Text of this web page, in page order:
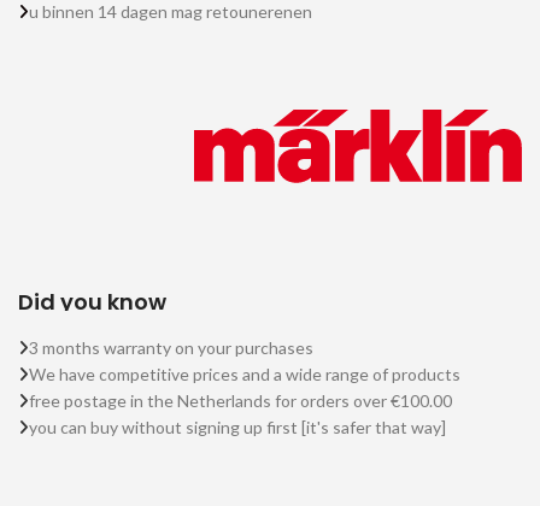
u binnen 14 dagen mag retounerenen
Did you know
3 months warranty on your purchases
We have competitive prices and a wide range of products
free postage in the Netherlands for orders over €100.00
you can buy without signing up first [it's safer that way]